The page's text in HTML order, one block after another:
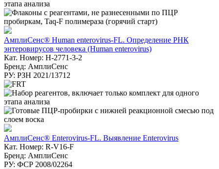
АмплиСенс® Human enterovirus-FL. Определение РНК
энтеровирусов человека (Human enterovirus)
Кат. Номер: H-2771-3-2
Бренд: АмплиСенс
РУ: РЗН 2021/13712
АмплиСенс® Enterovirus-FL. Выявление Enterovirus
Кат. Номер: R-V16-F
Бренд: АмплиСенс
РУ: ФСР 2008/02264